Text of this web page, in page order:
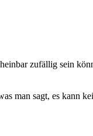
zufällig sein
man sagt, es kann